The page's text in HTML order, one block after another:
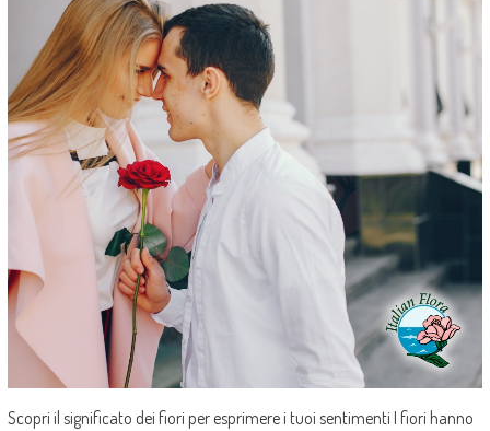
Scopri il significato dei fiori per esprimere i tuoi sentimenti I fiori hanno